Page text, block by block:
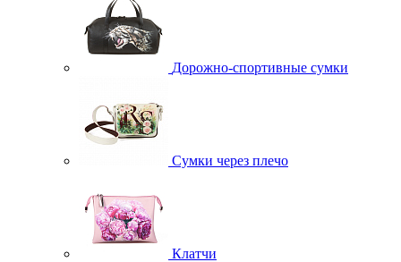
Дорожно-спортивные сумки
Сумки через плечо
Клатчи